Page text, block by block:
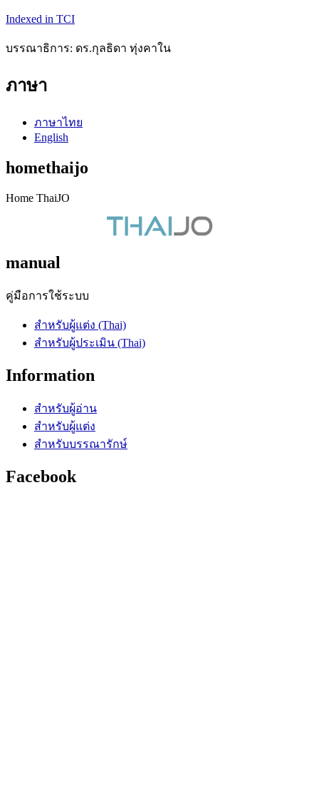
Indexed in TCI
บรรณาธิการ: ดร.กุลธิดา ทุ่งคาใน
ภาษา
ภาษาไทย
English
homethaijo
Home ThaiJO
manual
คู่มือการใช้ระบบ
สำหรับผู้แต่ง (Thai)
สำหรับผู้ประเมิน (Thai)
Information
สำหรับผู้อ่าน
สำหรับผู้แต่ง
สำหรับบรรณารักษ์
Facebook